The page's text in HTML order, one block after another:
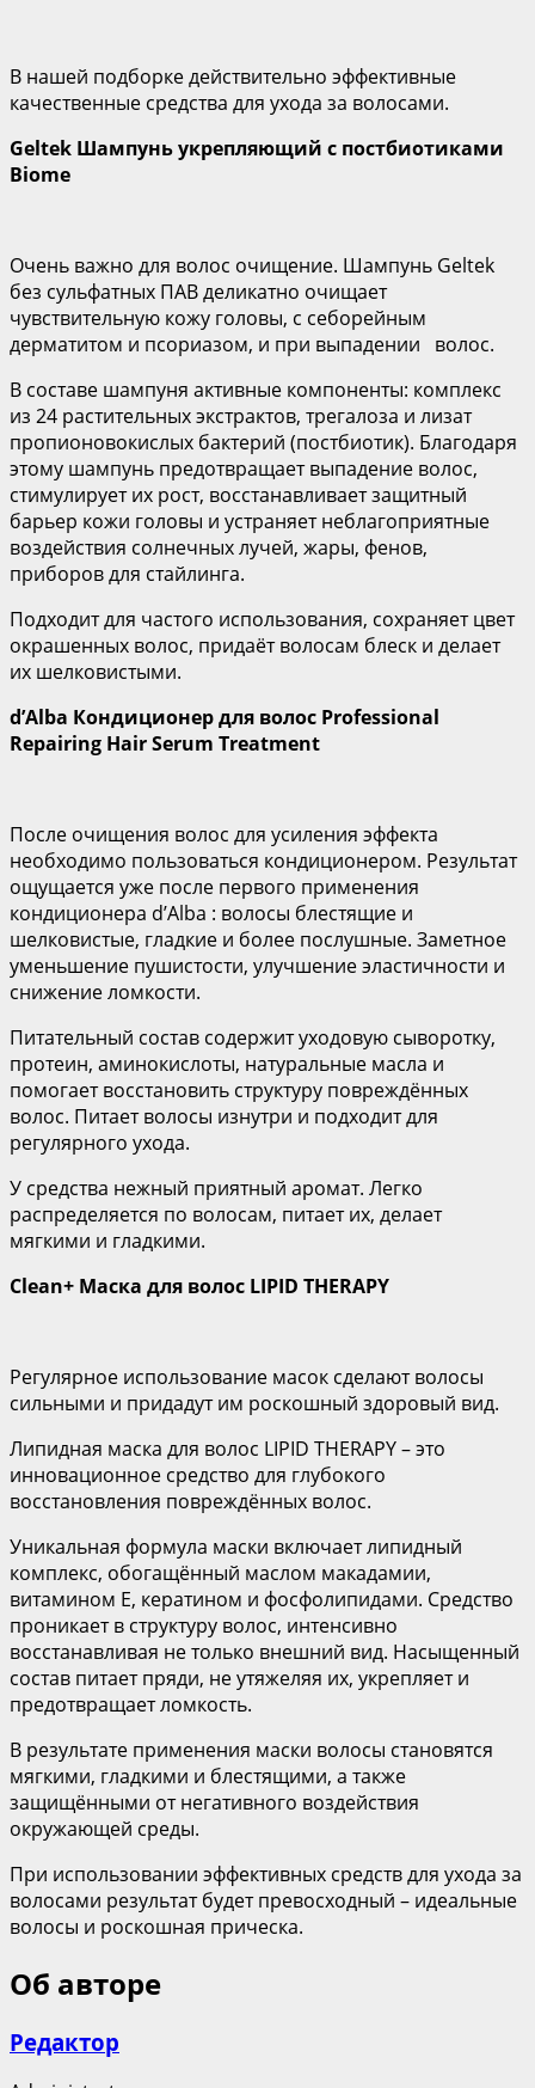
В нашей подборке действительно эффективные
качественные средства для ухода за волосами.
Geltek Шампунь укрепляющий с постбиотиками
Biome
Очень важно для волос очищение. Шампунь Geltek
без сульфатных ПАВ деликатно очищает
чувствительную кожу головы, с себорейным
дерматитом и псориазом, и при выпадении волос.
В составе шампуня активные компоненты: комплекс
из 24 растительных экстрактов, трегалоза и лизат
пропионовокислых бактерий (постбиотик). Благодаря
этому шампунь предотвращает выпадение волос,
стимулирует их рост, восстанавливает защитный
барьер кожи головы и устраняет неблагоприятные
воздействия солнечных лучей, жары, фенов,
приборов для стайлинга.
Подходит для частого использования, сохраняет цвет
окрашенных волос, придаёт волосам блеск и делает
их шелковистыми.
d’Alba Кондиционердля волос Professional
Repairing Hair Serum Treatment
После очищения волос для усиления эффекта
необходимо пользоваться кондиционером. Результат
ощущается уже после первого применения
кондиционера d’Alba : волосы блестящие и
шелковистые, гладкие и более послушные. Заметное
уменьшение пушистости, улучшение эластичности и
снижение ломкости.
Питательный состав содержит уходовую сыворотку,
протеин, аминокислоты, натуральные масла и
помогает восстановить структуру повреждённых
волос. Питает волосы изнутри и подходит для
регулярного ухода.
У средства нежный приятный аромат. Легко
распределяется по волосам, питает их, делает
мягкими и гладкими.
Clean+ Маска для волос LIPID THERAPY
Регулярное использование масок сделают волосы
сильными и придадут им роскошный здоровый вид.
Липидная маска для волос LIPID THERAPY – это
инновационное средство для глубокого
восстановления повреждённых волос.
Уникальная формула маски включает липидный
комплекс, обогащённый маслом макадамии,
витамином Е, кератином и фосфолипидами. Средство
проникает в структуру волос, интенсивно
восстанавливая не только внешний вид. Насыщенный
состав питает пряди, не утяжеляя их, укрепляет и
предотвращает ломкость.
В результате применения маски волосы становятся
мягкими, гладкими и блестящими, а также
защищёнными от негативного воздействия
окружающей среды.
При использовании эффективных средств для ухода за
волосами результат будет превосходный – идеальные
волосы и роскошная прическа.
Об авторе
Редактор